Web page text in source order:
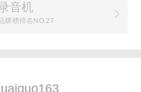
音机
牌榜排名NO.27